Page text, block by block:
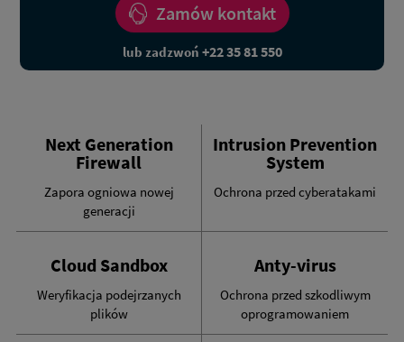
Zamów kontakt
lub zadzwoń +22 35 81 550
Next Generation
Firewall
Zapora ogniowa nowej
generacji
Intrusion Prevention
System
Ochrona przed cyberatakami
Cloud Sandbox
Weryfikacja podejrzanych
plików
Anty-virus
Ochrona przed szkodliwym
oprogramowaniem